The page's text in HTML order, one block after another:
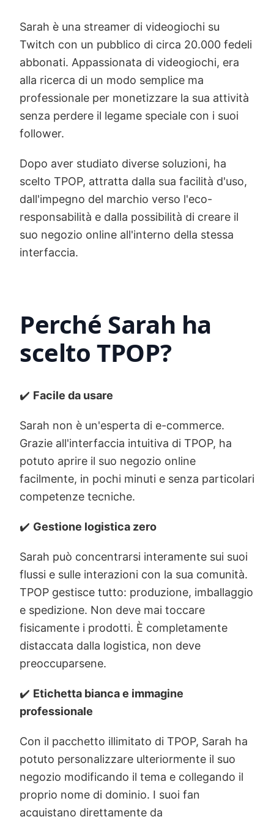
Sarah è una streamer di videogiochi su
Twitch con un pubblico di circa 20.000 fedeli
abbonati. Appassionata di videogiochi, era
alla ricerca di un modo semplice ma
professionale per monetizzare la sua attività
senza perdere il legame speciale con i suoi
follower.
Dopo aver studiato diverse soluzioni, ha
scelto TPOP, attratta dalla sua facilità d'uso,
dall'impegno del marchio verso l'eco-
responsabilità e dalla possibilità di creare il
suo negozio online all'interno della stessa
interfaccia.
Perché Sarah ha
scelto TPOP?
✔️ Facile da usare
Sarah non è un'esperta di e-commerce.
Grazie all'interfaccia intuitiva di TPOP, ha
potuto aprire il suo negozio online
facilmente, in pochi minuti e senza particolari
competenze tecniche.
✔️ Gestione logistica zero
Sarah può concentrarsi interamente sui suoi
flussi e sulle interazioni con la sua comunità.
TPOP gestisce tutto: produzione, imballaggio
e spedizione. Non deve mai toccare
fisicamente i prodotti. È completamente
distaccata dalla logistica, non deve
preoccuparsene.
✔️ Etichetta bianca e immagine
professionale
Con il pacchetto illimitato di TPOP, Sarah ha
potuto personalizzare ulteriormente il suo
negozio modificando il tema e collegando il
proprio nome di dominio. I suoi fan
acquistano direttamente da